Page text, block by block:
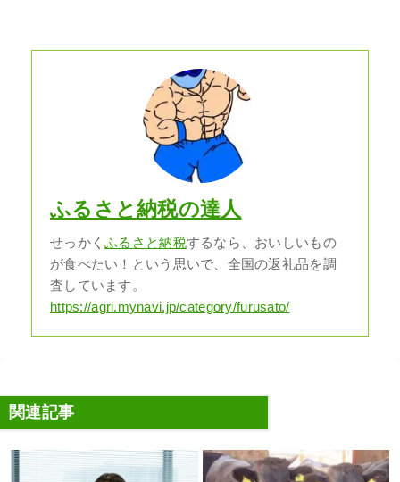
ふるさと納税の達人
せっかくふるさと納税するなら、おいしいもの
が食べたい！という思いで、全国の返礼品を調
査しています。
https://agri.mynavi.jp/category/furusato/
関連記事